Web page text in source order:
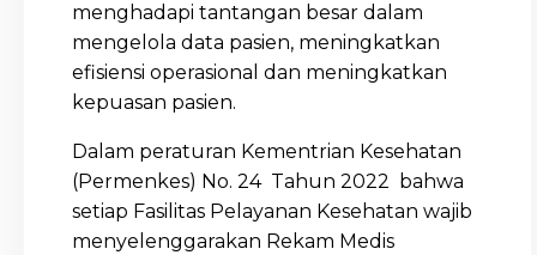
menghadapi tantangan besar dalam
mengelola data pasien, meningkatkan
efisiensi operasional dan meningkatkan
kepuasan pasien.
Dalam peraturan Kementrian Kesehatan
(Permenkes) No. 24 Tahun 2022 bahwa
setiap Fasilitas Pelayanan Kesehatan wajib
menyelenggarakan Rekam Medis